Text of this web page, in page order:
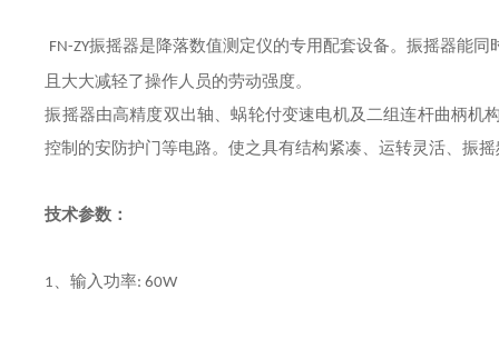
FN-ZY振摇器是降落数值测定仪的专用配套设备。振摇器能
且大大减轻了操作人员的劳动强度。
振摇器由高精度双出轴、蜗轮付变速电机及二组连杆曲柄机
控制的安防护门等电路。使之具有结构紧凑、运转灵活、振
技术参数：
1 、输入功率:60W